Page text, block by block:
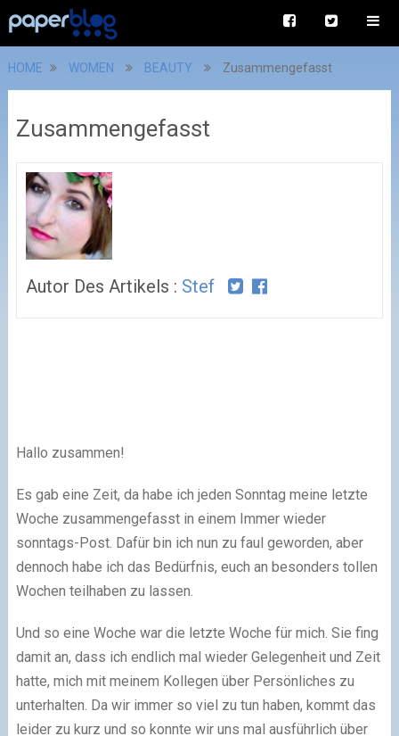
HOME WOMEN BEAUTY Zusammengefasst
Zusammengefasst
Autor Des Artikels : Stef
Hallo zusammen!
Es gab eine Zeit, da habe ich jeden Sonntag meine letzte
Woche zusammengefasst in einem Immer wieder
sonntags-Post. Dafür bin ich nun zu faul geworden, aber
dennoch habe ich das Bedürfnis, euch an besonders tollen
Wochen teilhaben zu lassen.
Und so eine Woche war die letzte Woche für mich. Sie fing
damit an, dass ich endlich mal wieder Gelegenheit und Zeit
hatte, mich mit meinem Kollegen über Persönliches zu
unterhalten. Da wir immer so viel zu tun haben, kommt das
leider zu kurz und so konnte wir uns mal ausführlich über